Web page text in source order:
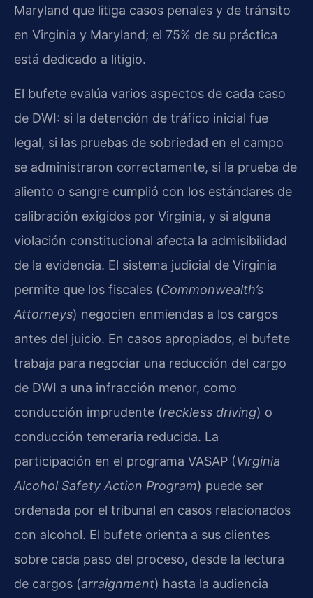
Maryland que litiga casos penales y de tránsito
en Virginia y Maryland; el 75% de su práctica
está dedicado a litigio.
El bufete evalúa varios aspectos de cada caso
de DWI: si la detención de tráfico inicial fue
legal, si las pruebas de sobriedad en el campo
se administraron correctamente, si la prueba de
aliento o sangre cumplió con los estándares de
calibración exigidos por Virginia, y si alguna
violación constitucional afecta la admisibilidad
de la evidencia. El sistema judicial de Virginia
permite que los fiscales (Commonwealth’s
Attorneys) negocien enmiendas a los cargos
antes del juicio. En casos apropiados, el bufete
trabaja para negociar una reducción del cargo
de DWI a una infracción menor, como
conducción imprudente (reckless driving) o
conducción temeraria reducida. La
participación en el programa VASAP (Virginia
Alcohol Safety Action Program) puede ser
ordenada por el tribunal en casos relacionados
con alcohol. El bufete orienta a sus clientes
sobre cada paso del proceso, desde la lectura
de cargos (arraignment) hasta la audiencia